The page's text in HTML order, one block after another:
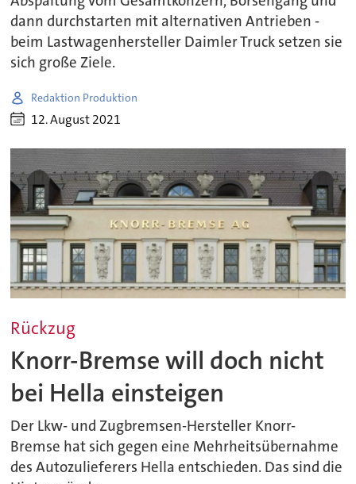
dann durchstarten mit alternativen Antrieben -
beim Lastwagenhersteller Daimler Truck setzen sie
sich große Ziele.
Redaktion Produktion
12. August 2021
Rückzug
Knorr-Bremse will doch nicht
bei Hella einsteigen
Der Lkw- und Zugbremsen-Hersteller Knorr-
Bremse hat sich gegen eine Mehrheitsübernahme
des Autozulieferers Hella entschieden. Das sind die